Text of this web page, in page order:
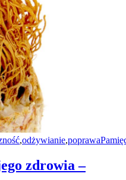
,odżywianie,
zdrowia –